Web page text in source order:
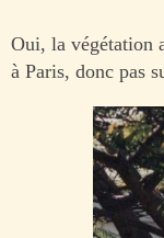
Oui, la végétation
à Paris, donc pas